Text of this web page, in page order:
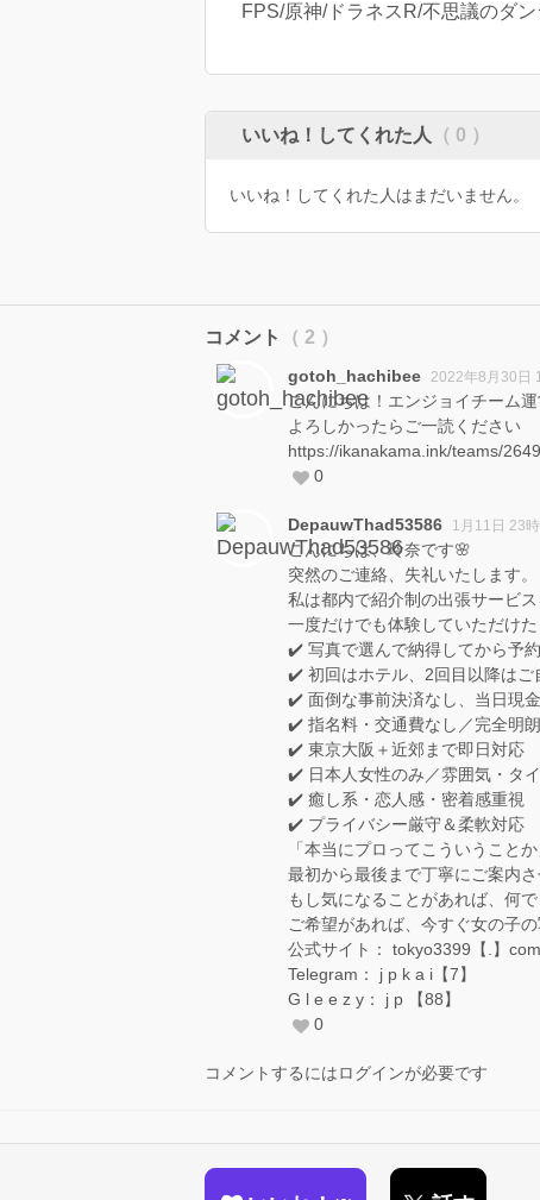
FPS/原神/ドラネスR/不思議のダ
いいね！してくれた人 （ 0 ）
いいね！してくれた人はまだいません。
コメント （ 2 ）
gotoh_hachibee 2022年8月30日
こんにちは！エンジョイチーム
よろしかったらご一読ください
https://ikanakama.ink/teams/
0
DepauwThad53586 1月11日 23
こんにちは、玲奈です🌸
突然のご連絡、失礼いたします。
私は都内で紹介制の出張サービス
一度だけでも体験していただけ
✔️ 写真で選んで納得してから予
✔️ 初回はホテル、2回目以降はご
✔️ 面倒な事前決済なし、当日現
✔️ 指名料・交通費なし／完全明
✔️ 東京大阪＋近郊まで即日対応
✔️ 日本人女性のみ／雰囲気・タ
✔️ 癒し系・恋人感・密着感重視
✔️ プライバシー厳守＆柔軟対応
「本当にプロってこういうこと
最初から最後まで丁寧にご案内
もし気になることがあれば、何で
ご希望があれば、今すぐ女の子
公式サイト： tokyo3399【.】com
Telegram： j p k a i【7】
G l e e z y： j p 【88】
0
コメントするにはログインが必要です